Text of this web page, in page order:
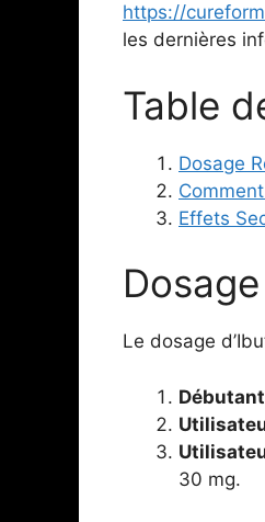
https://
les dernières
Table
Dosage
Effets
Le dosage
30 mg.